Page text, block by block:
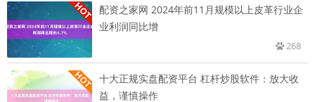
配资之家网 2024年前11月规模以上皮革行业企
业利润同比增
268
十大正规实盘配资平台 杠杆炒股软件：放大收
益，谨慎操作